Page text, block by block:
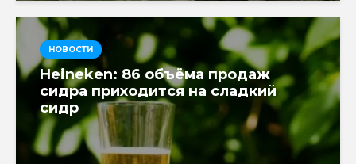
НОВОСТИ
Heineken: 86 объёма продаж
сидра приходится на сладкий
сидр